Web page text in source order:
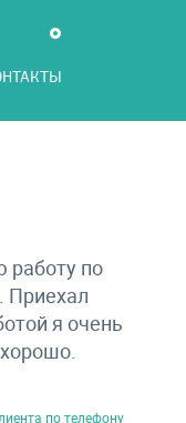
работу по
Приехал
я очень
по телефону